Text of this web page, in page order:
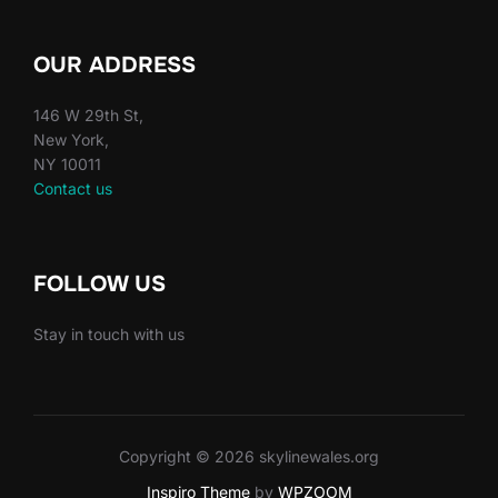
OUR ADDRESS
146 W 29th St,
New York,
NY 10011
Contact us
FOLLOW US
Stay in touch with us
Copyright © 2026 skylinewales.org
Inspiro Themeby WPZOOM